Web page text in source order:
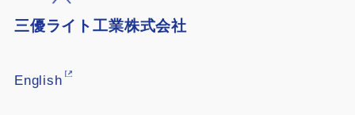
三優ライト工業株式会社
English